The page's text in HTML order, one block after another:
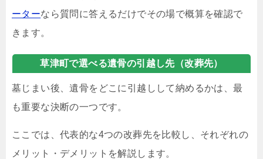
ーターなら質問に答えるだけでその場で概算を確認で
きます。
草津町で選べる遺骨の引越し先（改葬先）
墓じまい後、遺骨をどこに引越しして納めるかは、最
も重要な決断の一つです。
ここでは、代表的な4つの改葬先を比較し、それぞれの
メリット・デメリットを解説します。